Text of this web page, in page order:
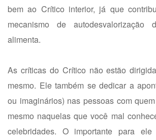
bem ao Crítico interior, já que
mecanismo de
alimenta.
As críticas do Crítico não estão
mesmo. Ele também se dedicar a
ou imaginários) nas pessoas com
mesmo naquelas que você mal
celebridades. O importante para